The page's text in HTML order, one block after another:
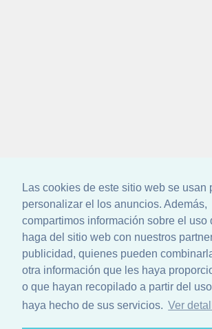
Las cookies de este sitio web se usan
personalizar el los anuncios. Además,
compartimos información sobre el uso
haga del sitio web con nuestros
publicidad, quienes pueden
otra información que les haya
o que hayan recopilado a partir del
haya hecho de sus servicios. Ver